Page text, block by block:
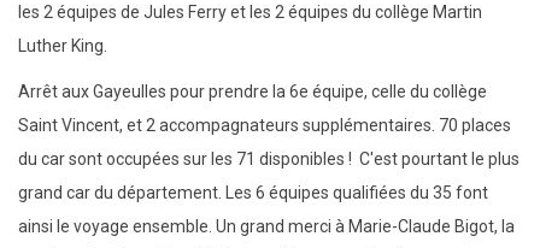
les 2 équipes de Jules Ferry et les 2 équipes du collège Martin
Luther King.
Arrêt aux Gayeulles pour prendre la 6e équipe, celle du collège
Saint Vincent, et 2 accompagnateurs supplémentaires. 70 places
du car sont occupées sur les 71 disponibles ! C'est pourtant le plus
grand car du département. Les 6 équipes qualifiées du 35 font
ainsi le voyage ensemble. Un grand merci à Marie-Claude Bigot, la